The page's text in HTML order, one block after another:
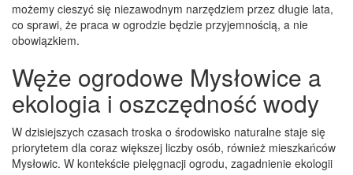
możemy cieszyć się niezawodnym narzędziem przez długie lata,
co sprawi, że praca w ogrodzie będzie przyjemnością, a nie
obowiązkiem.
Węże ogrodowe Mysłowice a
ekologia i oszczędność wody
W dzisiejszych czasach troska o środowisko naturalne staje się
priorytetem dla coraz większej liczby osób, również mieszkańców
Mysłowic. W kontekście pielęgnacji ogrodu, zagadnienie ekologii